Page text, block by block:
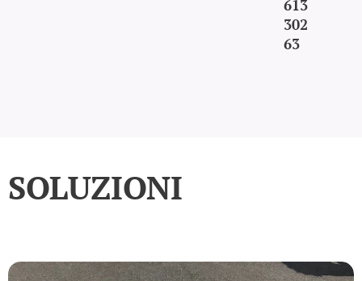
613
302
63
SOLUZIONI